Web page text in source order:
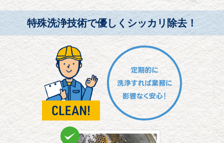
特殊洗浄技術で優しくシッカリ除去！